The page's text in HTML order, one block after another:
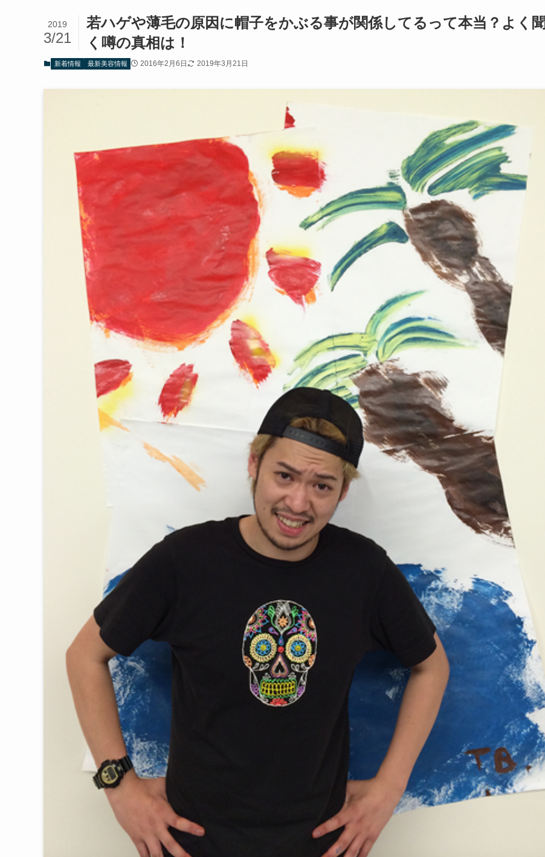
若ハゲや薄毛の原因に帽子をかぶる事が関係してるって本当？よく聞
く噂の真相は！
2019
3/21
新着情報 最新美容情報 2016年2月6日 2019年3月21日